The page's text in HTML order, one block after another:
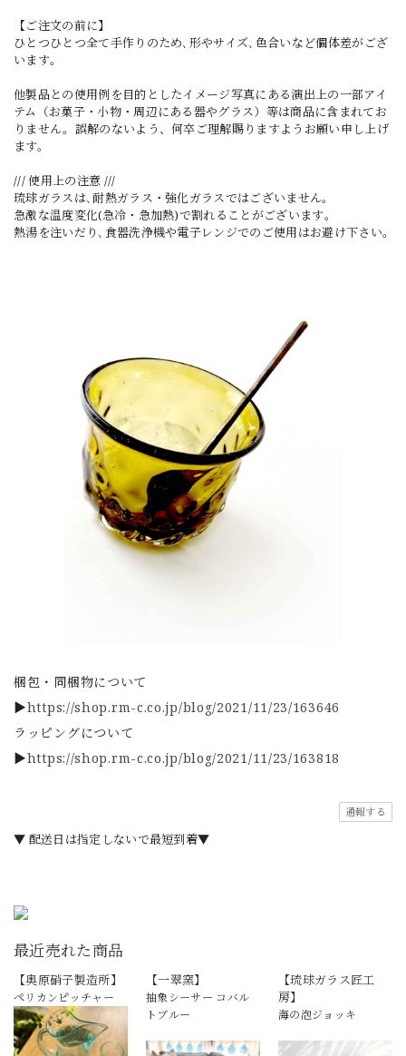
【ご注文の前に】
ひとつひとつ全て手作りのため､形やサイズ､色合いなど個体差がござ
います｡
他製品との使用例を目的としたイメージ写真にある演出上の一部アイ
テム（お菓子・小物・周辺にある器やグラス）等は商品に含まれてお
りません。誤解のないよう、何卒ご理解賜りますようお願い申し上げ
ます。
/// 使用上の注意 ///
琉球ガラスは､耐熱ガラス・強化ガラスではございません｡
急激な温度変化(急冷・急加熱)で割れることがございます｡
熱湯を注いだり､食器洗浄機や電子レンジでのご使用はお避け下さい｡
梱包・同梱物について
▶https://shop.rm-c.co.jp/blog/2021/11/23/163646
ラッピングについて
▶https://shop.rm-c.co.jp/blog/2021/11/23/163818
通報する
▼ 配送日は指定しないで最短到着▼
最近売れた商品
【奥原硝子製造所】
ペリカンピッチャー
【一翠窯】
抽象シーサー コバル
トブルー
【琉球ガラス匠工
房】
海の泡ジョッキ